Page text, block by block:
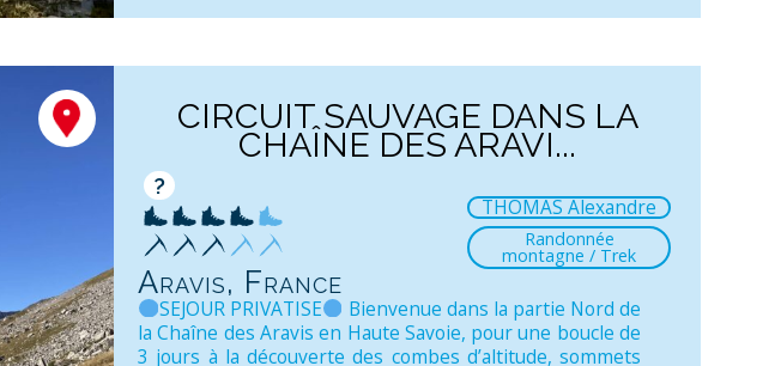
CIRCUIT SAUVAGE DANS LA
CHAÎNE DES ARAVI...
?
Aravis, France
THOMAS Alexandre
Randonnée
montagne / Trek
SEJOUR PRIVATISE
Bienvenue dans la partie Nord de
la Chaîne des Aravis en Haute Savoie, pour une boucle de
3 jours à la découverte des combes d’altitude, sommets